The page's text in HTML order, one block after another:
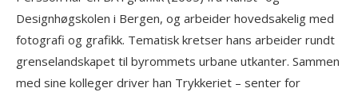
Designhøgskolen i Bergen, og arbeider hovedsakelig med
fotografi og grafikk. Tematisk kretser hans arbeider rundt
grenselandskapet til byrommets urbane utkanter. Sammen
med sine kolleger driver han Trykkeriet – senter for